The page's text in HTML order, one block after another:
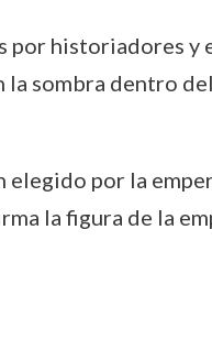
por historiadores y
sombra dentro
por la
la figura de la